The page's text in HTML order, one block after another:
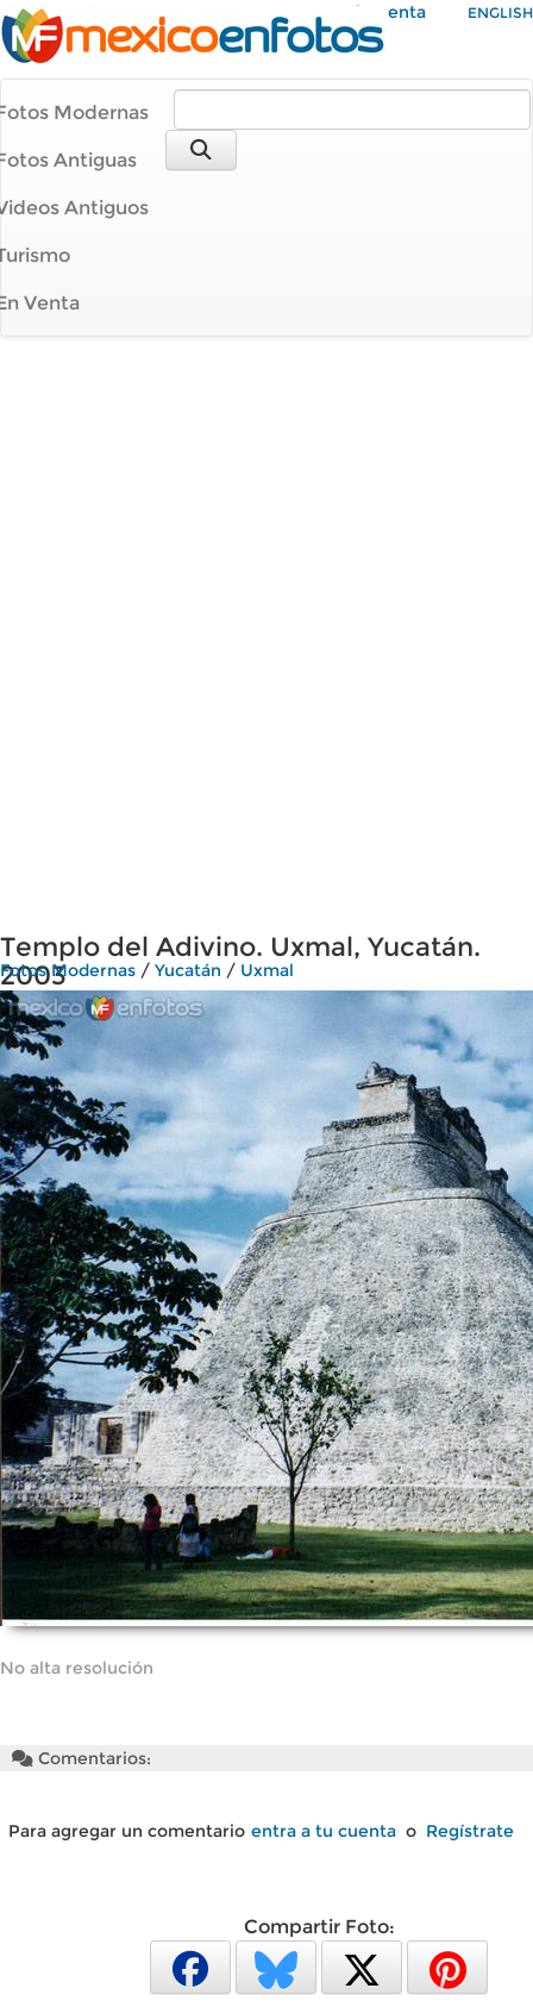
Mi Cuenta ENGLISH
Modernas
Antiguas
Antiguos
Venta
Templo del Adivino. Uxmal, Yucatán.
2003
Fotos Modernas / Yucatán / Uxmal
No alta resolución
Comentarios:
Para agregar un comentario entra a tu cuenta o Regístrate
Compartir Foto: